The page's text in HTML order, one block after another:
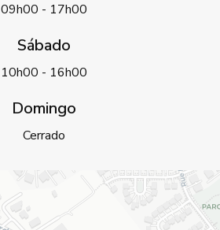
09h00 - 17h00
Sábado
10h00 - 16h00
Domingo
Cerrado